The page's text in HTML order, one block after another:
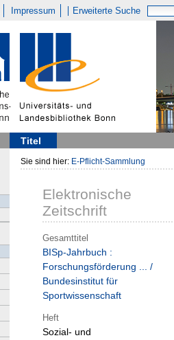
Impressum Erweiterte Suche
Titel
Sie sind hier: E-Pflicht-Sammlung
Elektronische
Zeitschrift
Gesamttitel
BISp-Jahrbuch :
Forschungsförderung ... /
Bundesinstitut für
Sportwissenschaft
Heft
Sozial- und